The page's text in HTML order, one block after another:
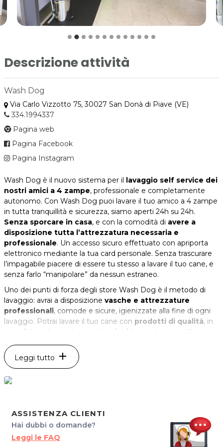
Descrizione attività
Wash Dog
Via Carlo Vizzotto 75, 30027 San Donà di Piave (VE)
334.1994337
Pagina web
Pagina Facebook
Pagina Instagram
Wash Dog è il nuovo sistema per il lavaggio self service dei
nostri amici a 4 zampe, professionale e completamente
autonomo. Con Wash Dog puoi lavare il tuo amico a 4 zampe
in tutta tranquillità e sicurezza, siamo aperti 24h su 24h.
Senza sporcare in casa, e con la comodità di avere a
disposizione tutta l’attrezzatura necessaria e
professionale. Un accesso sicuro effettuato con apriporta
elettronico mediante la tua card personale. Senza trascurare
l’impagabile piacere di essere tu stesso a lavare il tuo cane, e
senza farlo “manipolare” da nessun estraneo.
Uno dei punti di forza degli store Wash Dog è il metodo di
lavaggio: avrai a disposizione vasche e attrezzature
professionali, comode e sicure, igienizzate alla fine di ogni
lavaggio. Potrai lavare il tuo cane con prodotti di qualità, in
completa autonomia, garantendo al tuo amico a quattro
ed un igiene a 360°. La postazione di lavaggio, ampia e
confortevole, dove tutto è a norma di legge, è studiata per far
autopulenti e auto disinfettanti
successivi.
Leggi tutto add
ASSISTENZA CLIENTI
Hai dubbi o domande?
Leggi le FAQ